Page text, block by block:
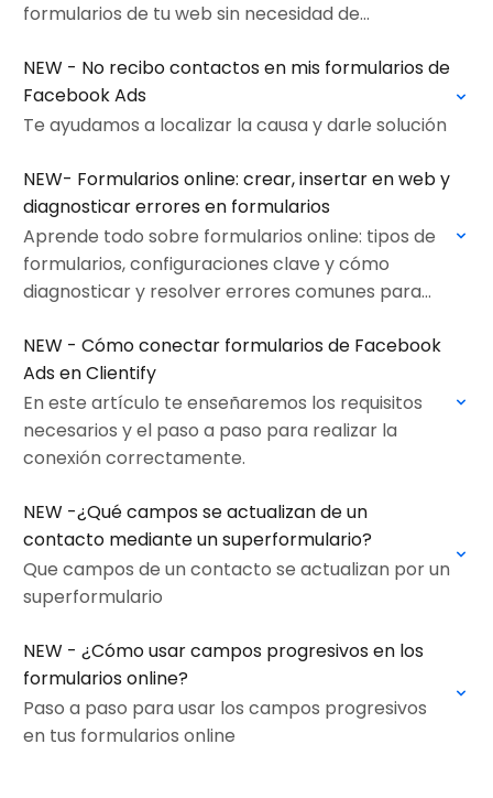
formularios de tu web sin necesidad de
NEW - No recibo contactos en mis formularios de
Facebook Ads
Te ayudamos a localizar la causa y darle solución
NEW- Formularios online: crear, insertar en web y
diagnosticar errores en formularios
Aprende todo sobre formularios online: tipos de
formularios, configuraciones clave y cómo
diagnosticar y resolver errores comunes para
NEW - Cómo conectar formularios de Facebook
Ads en Clientify
En este artículo te enseñaremos los requisitos
necesarios y el paso a paso para realizar la
conexión correctamente.
NEW -¿Qué campos se actualizan de un
contacto mediante un superformulario?
Que campos de un contacto se actualizan por un
superformulario
NEW - ¿Cómo usar campos progresivos en los
formularios online?
Paso a paso para usar los campos progresivos
en tus formularios online